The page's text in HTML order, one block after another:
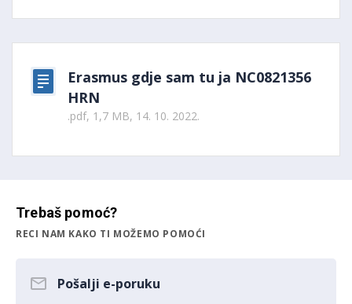
Erasmus gdje sam tu ja NC0821356
HRN
.pdf, 1,7 MB, 14. 10. 2022.
Trebaš pomoć?
RECI NAM KAKO TI MOŽEMO POMOĆI
Pošalji e-poruku